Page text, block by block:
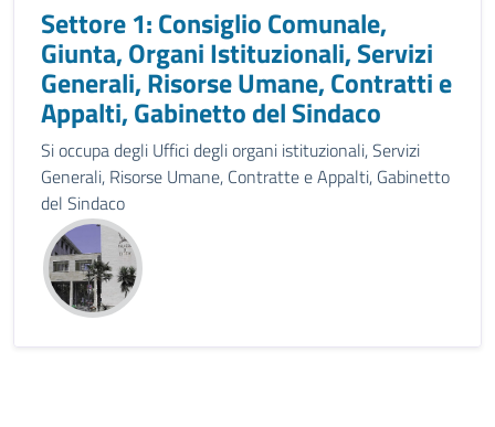
Settore 1: Consiglio Comunale,
Giunta, Organi Istituzionali, Servizi
Generali, Risorse Umane, Contratti e
Appalti, Gabinetto del Sindaco
Si occupa degli Uffici degli organi istituzionali, Servizi
Generali, Risorse Umane, Contratte e Appalti, Gabinetto
del Sindaco